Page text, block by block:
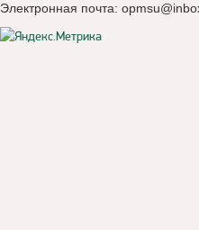
Электронная почта: